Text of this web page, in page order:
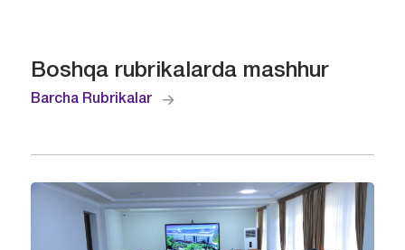
Boshqa rubrikalarda mashhur
Barcha Rubrikalar